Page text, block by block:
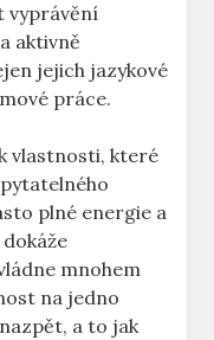
‍vyprávění
aktivně
jejich jazykové
práce.
vlastnosti,‌ které
plné energie a
mnohem
na jedno
a⁤ to jak⁢